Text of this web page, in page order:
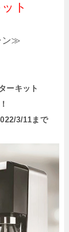
ト
ン≫
ーキット
3/11まで